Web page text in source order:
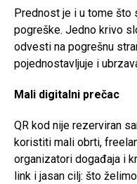
Prednost je i u tome što
pogreške. Jedno krivo
odvesti na pogrešnu
pojednostavljuje i
Mali digitalni prečac
QR kod nije rezerviran
koristiti mali obrti,
organizatori događaja i
link i jasan cilj: što